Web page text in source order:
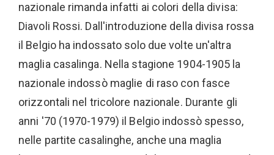
nazionale rimanda infatti ai colori della divisa:
Diavoli Rossi. Dall'introduzione della divisa rossa
il Belgio ha indossato solo due volte un'altra
maglia casalinga. Nella stagione 1904-1905 la
nazionale indossò maglie di raso con fasce
orizzontali nel tricolore nazionale. Durante gli
anni '70 (1970-1979) il Belgio indossò spesso,
nelle partite casalinghe, anche una maglia